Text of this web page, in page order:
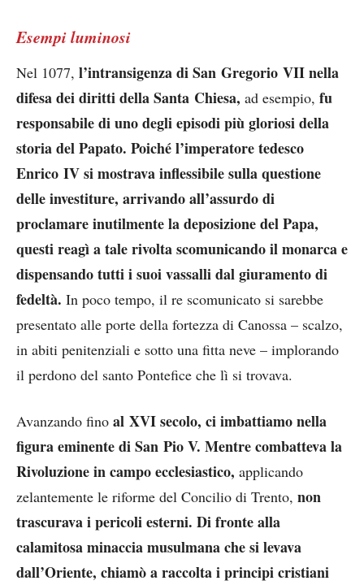
Esempi luminosi
Nel 1077, l’intransigenza di San Gregorio VII nella
difesa dei diritti della Santa Chiesa, ad esempio, fu
responsabile di uno degli episodi più gloriosi della
storia del Papato. Poiché l’imperatore tedesco
Enrico IVsi mostrava inflessibile sulla questione
delle investiture, arrivando all’assurdo di
proclamare inutilmente la deposizione del Papa,
questi reagì a tale rivolta scomunicando il monarca e
dispensando tutti i suoi vassalli dal giuramento di
fedeltà. In poco tempo, il re scomunicato si sarebbe
presentato alle porte della fortezza di Canossa – scalzo,
in abiti penitenziali e sotto una fitta neve – implorando
il perdono del santo Pontefice che lì si trovava.
Avanzando fino al XVI secolo, ci imbattiamo nella
figura eminente di San Pio V. Mentre combatteva la
Rivoluzione in campo ecclesiastico, applicando
zelantemente le riforme del Concilio di Trento, non
trascurava i pericoli esterni. Di fronte alla
calamitosa minaccia musulmana che si levava
dall’Oriente, chiamò a raccolta i principi cristiani